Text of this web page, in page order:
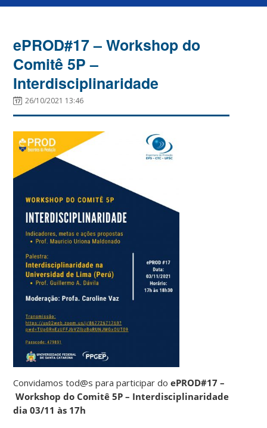
ePROD#17 – Workshop do
Comitê 5P –
Interdisciplinaridade
26/10/2021 13:46
Convidamos tod@s para participar doePROD#17 –
Workshop do Comitê 5P – Interdisciplinaridade
dia 03/11 às 17h